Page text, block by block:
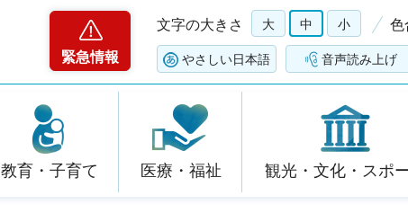
緊急情報
文字の大きさ 大 中 小 色
やさしい日本語 音声読み上げ
教育・子育て 医療・福祉 観光・文化・スポ